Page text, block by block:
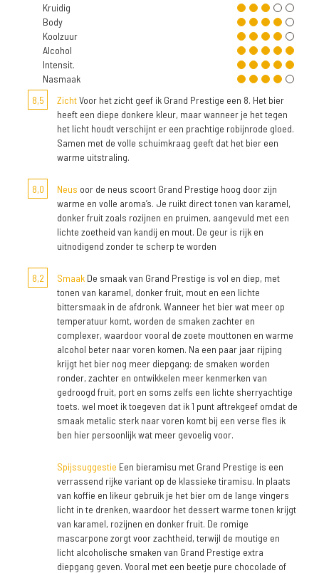
Kruidig
Body
Koolzuur
Alcohol
Intensit.
Nasmaak
8,5
ZichtVoor het zicht geef ik Grand Prestige een 8. Het bier
heeft een diepe donkere kleur, maar wanneer je het tegen
het licht houdt verschijnt er een prachtige robijnrode gloed.
Samen met de volle schuimkraag geeft dat het bier een
warme uitstraling.
8,0 Neus oor de neus scoort Grand Prestige hoog door zijn
warme en volle aroma’s. Je ruikt direct tonen van karamel,
donker fruit zoals rozijnen en pruimen, aangevuld met een
lichte zoetheid van kandij en mout. De geur is rijk en
uitnodigend zonder te scherp te worden
8,2 Smaak De smaak van Grand Prestige is vol en diep, met
tonen van karamel, donker fruit, mout en een lichte
bittersmaak in de afdronk. Wanneer het bier wat meer op
temperatuur komt, worden de smaken zachter en
complexer, waardoor vooral de zoete mouttonen en warme
alcohol beter naar voren komen. Na een paar jaar rijping
krijgt het bier nog meer diepgang: de smaken worden
ronder, zachter en ontwikkelen meer kenmerken van
gedroogd fruit, port en soms zelfs een lichte sherryachtige
toets. wel moet ik toegeven dat ik 1 punt aftrekgeef omdat de
smaak metalic sterk naar voren komt bij een verse fles ik
ben hier persoonlijk wat meer gevoelig voor.
Spijssuggestie Een bieramisu met Grand Prestige is een
verrassend rijke variant op de klassieke tiramisu. In plaats
van koffie en likeur gebruik je het bier om de lange vingers
licht in te drenken, waardoor het dessert warme tonen krijgt
van karamel, rozijnen en donker fruit. De romige
mascarpone zorgt voor zachtheid, terwijl de moutige en
licht alcoholische smaken van Grand Prestige extra
diepgang geven. Vooral met een beetje pure chocolade of